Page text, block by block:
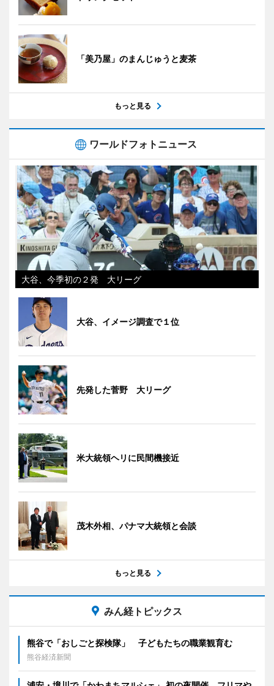
「美乃屋」のまんじゅうと麦茶
もっと見る
ワールドフォトニュース
大谷、今季初の２発 大リーグ
大谷、イメージ調査で１位
先発した菅野 大リーグ
米大統領ヘリに民間機接近
茂木外相、パナマ大統領と会談
もっと見る
みん経トピックス
熊谷で「おしごと探検隊」 子どもたちの職業観育む
熊谷経済新聞